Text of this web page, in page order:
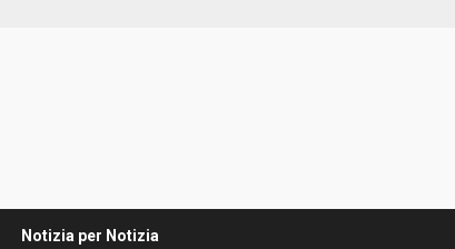
Notizia per Notizia